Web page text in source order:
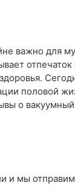
важно для
половой
о
и мы